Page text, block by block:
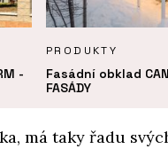
-
PRODUKTY
Fasádní obklad
FASÁDY
má taky řadu